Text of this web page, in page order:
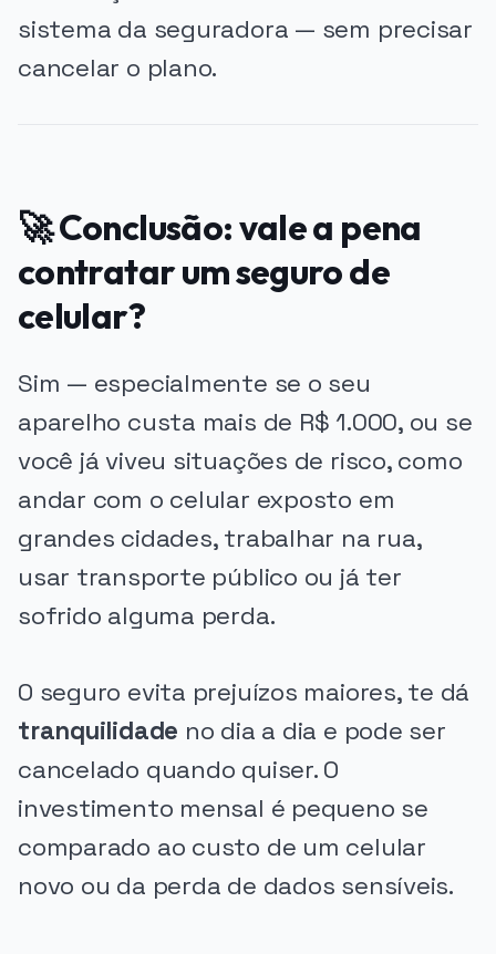
sistema da seguradora — sem precisar
cancelar o plano.
🚀 Conclusão: vale a pena
contratar um seguro de
celular?
Sim — especialmente se o seu
aparelho custa mais de R$ 1.000, ou se
você já viveu situações de risco, como
andar com o celular exposto em
grandes cidades, trabalhar na rua,
usar transporte público ou já ter
sofrido alguma perda.
O seguro evita prejuízos maiores, te dá
tranquilidade no dia a dia e pode ser
cancelado quando quiser. O
investimento mensal é pequeno se
comparado ao custo de um celular
novo ou da perda de dados sensíveis.